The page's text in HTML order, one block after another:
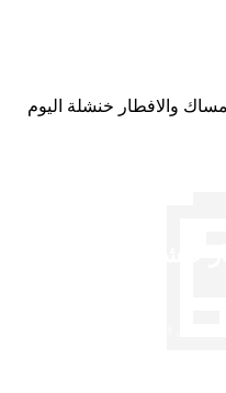
والافطار خنشلة اليوم